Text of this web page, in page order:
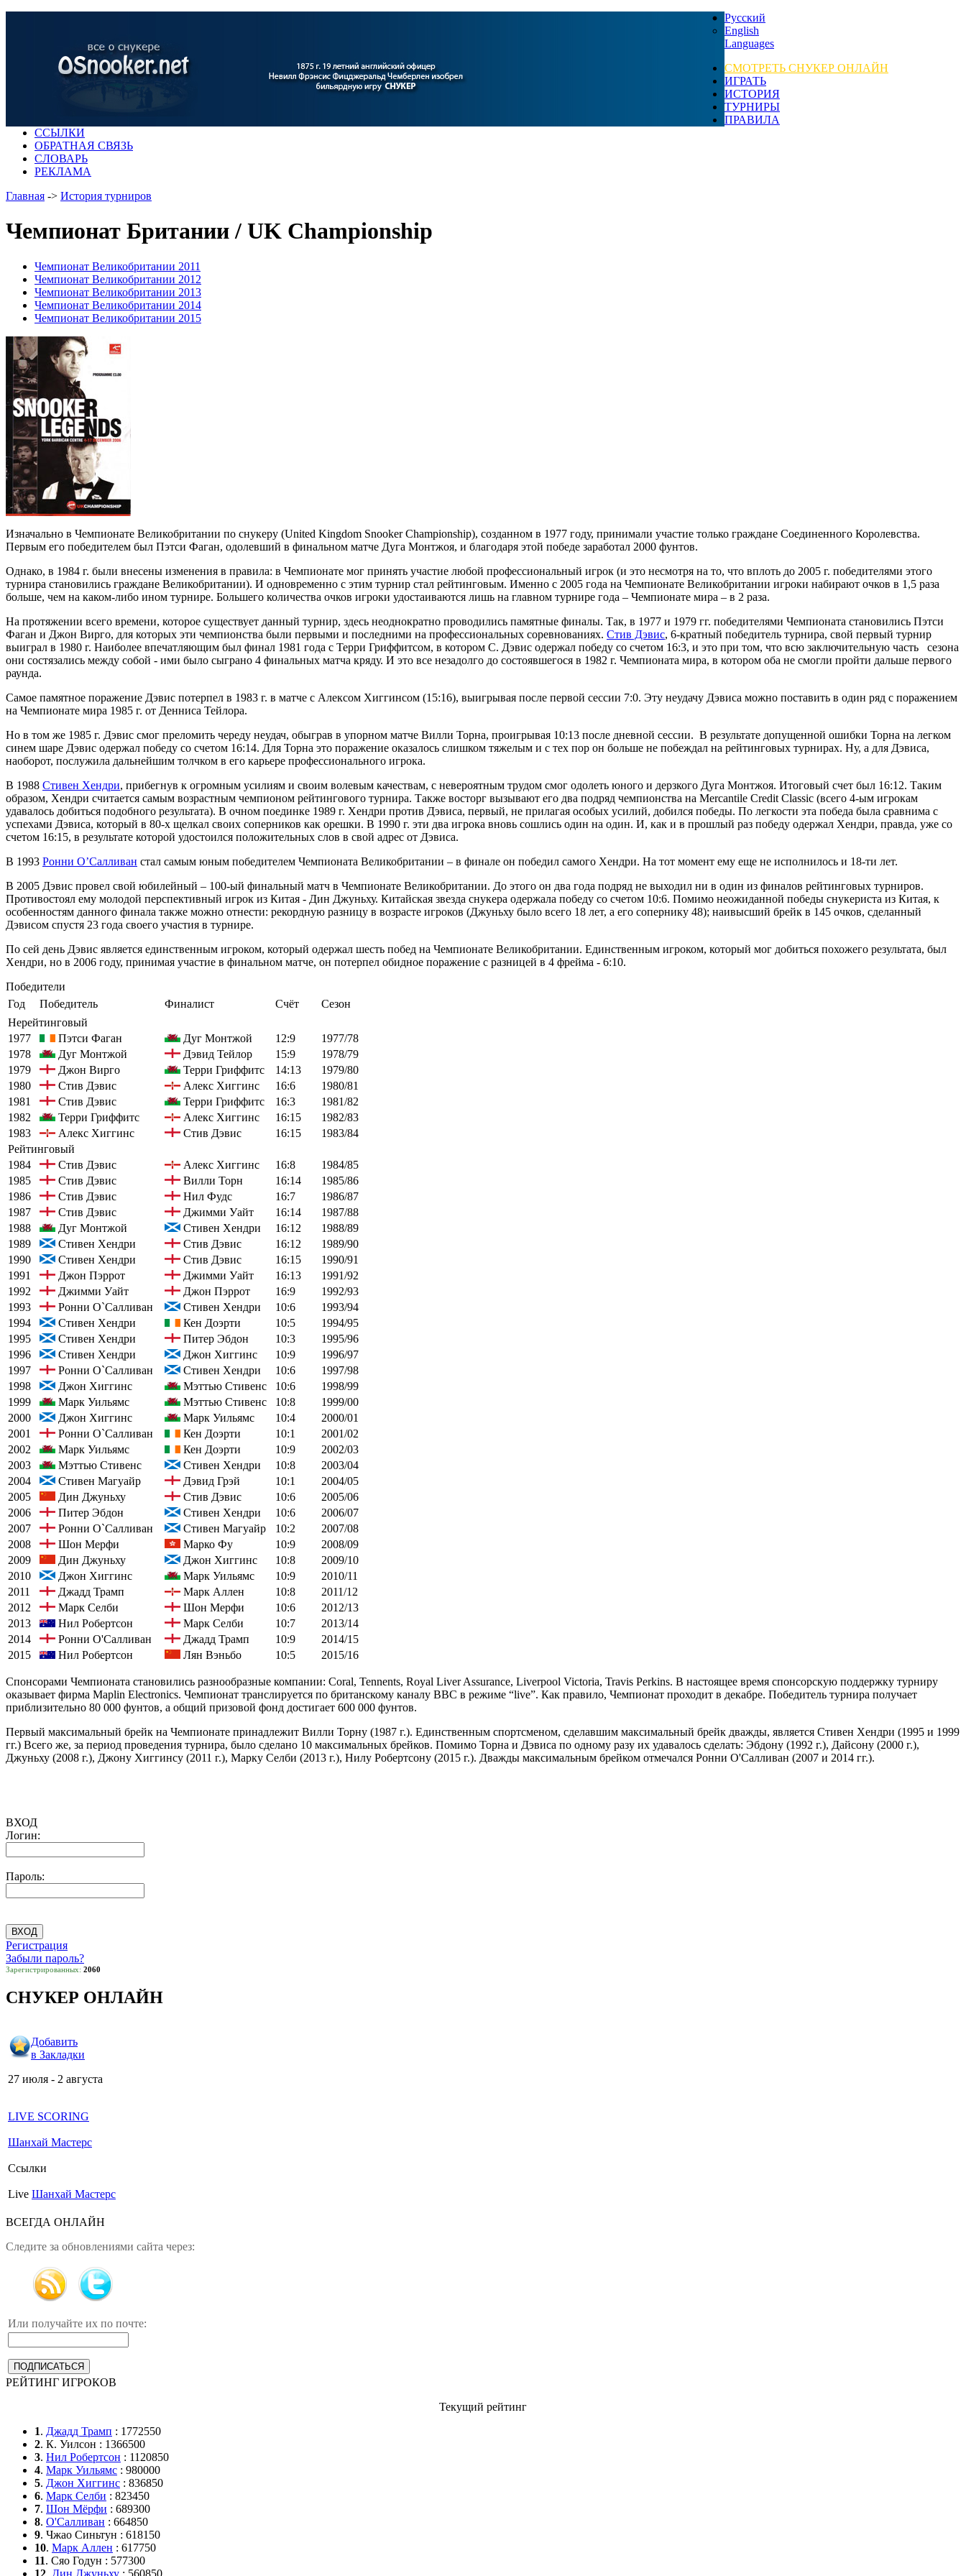
Русский
English
Languages
СМОТРЕТЬ СНУКЕР ОНЛАЙН
ИГРАТЬ
ИСТОРИЯ
ТУРНИРЫ
ПРАВИЛА
ССЫЛКИ
ОБРАТНАЯ СВЯЗЬ
СЛОВАРЬ
РЕКЛАМА
Главная -> История турниров
Чемпионат Британии / UK Championship
Чемпионат Великобритании 2011
Чемпионат Великобритании 2012
Чемпионат Великобритании 2013
Чемпионат Великобритании 2014
Чемпионат Великобритании 2015
Изначально в Чемпионате Великобритании по снукеру (United Kingdom Snooker Championship), созданном в 1977 году, принимали участие только граждане Соединенного Королевства.
Первым его победителем был Пэтси Фаган, одолевший в финальном матче Дуга Монтжоя, и благодаря этой победе заработал 2000 фунтов.
Однако, в 1984 г. были внесены изменения в правила: в Чемпионате мог принять участие любой профессиональный игрок (и это несмотря на то, что вплоть до 2005 г. победителями этого
турнира становились граждане Великобритании). И одновременно с этим турнир стал рейтинговым. Именно с 2005 года на Чемпионате Великобритании игроки набирают очков в 1,5 раза
больше, чем на каком-либо ином турнире. Большего количества очков игроки удостаиваются лишь на главном турнире года – Чемпионате мира – в 2 раза.
На протяжении всего времени, которое существует данный турнир, здесь неоднократно проводились памятные финалы. Так, в 1977 и 1979 гг. победителями Чемпионата становились Пэтси
Фаган и Джон Вирго, для которых эти чемпионства были первыми и последними на профессиональных соревнованиях. Стив Дэвис, 6-кратный победитель турнира, свой первый турнир
выиграл в 1980 г. Наиболее впечатляющим был финал 1981 года с Терри Гриффитсом, в котором С. Дэвис одержал победу со счетом 16:3, и это при том, что всю заключительную часть сезона
они состязались между собой - ими было сыграно 4 финальных матча кряду. И это все незадолго до состоявшегося в 1982 г. Чемпионата мира, в котором оба не смогли пройти дальше первого
раунда.
Самое памятное поражение Дэвис потерпел в 1983 г. в матче с Алексом Хиггинсом (15:16), выигрывая после первой сессии 7:0. Эту неудачу Дэвиса можно поставить в один ряд с поражением
на Чемпионате мира 1985 г. от Денниса Тейлора.
Но в том же 1985 г. Дэвис смог преломить череду неудач, обыграв в упорном матче Вилли Торна, проигрывая 10:13 после дневной сессии. В результате допущенной ошибки Торна на легком
синем шаре Дэвис одержал победу со счетом 16:14. Для Торна это поражение оказалось слишком тяжелым и с тех пор он больше не побеждал на рейтинговых турнирах. Ну, а для Дэвиса,
наоборот, послужила дальнейшим толчком в его карьере профессионального игрока.
В 1988 Стивен Хендри, прибегнув к огромным усилиям и своим волевым качествам, с невероятным трудом смог одолеть юного и дерзкого Дуга Монтжоя. Итоговый счет был 16:12. Таким
образом, Хендри считается самым возрастным чемпионом рейтингового турнира. Также восторг вызывают его два подряд чемпионства на Mercantile Credit Classic (всего 4-ым игрокам
удавалось добиться подобного результата). В очном поединке 1989 г. Хендри против Дэвиса, первый, не прилагая особых усилий, добился победы. По легкости эта победа была сравнима с
успехами Дэвиса, который в 80-х щелкал своих соперников как орешки. В 1990 г. эти два игрока вновь сошлись один на один. И, как и в прошлый раз победу одержал Хендри, правда, уже со
счетом 16:15, в результате которой удостоился положительных слов в свой адрес от Дэвиса.
В 1993 Ронни О’Салливан стал самым юным победителем Чемпионата Великобритании – в финале он победил самого Хендри. На тот момент ему еще не исполнилось и 18-ти лет.
В 2005 Дэвис провел свой юбилейный – 100-ый финальный матч в Чемпионате Великобритании. До этого он два года подряд не выходил ни в один из финалов рейтинговых турниров.
Противостоял ему молодой перспективный игрок из Китая - Дин Джуньху. Китайская звезда снукера одержала победу со счетом 10:6. Помимо неожиданной победы снукериста из Китая, к
особенностям данного финала также можно отнести: рекордную разницу в возрасте игроков (Джуньху было всего 18 лет, а его сопернику 48); наивысший брейк в 145 очков, сделанный
Дэвисом спустя 23 года своего участия в турнире.
По сей день Дэвис является единственным игроком, который одержал шесть побед на Чемпионате Великобритании. Единственным игроком, который мог добиться похожего результата, был
Хендри, но в 2006 году, принимая участие в финальном матче, он потерпел обидное поражение с разницей в 4 фрейма - 6:10.
Победители
Год
Победитель Финалист Счёт
Сезон
Нерейтинговый
1977
Пэтси Фаган Дуг Монтжой 12:9
1977/78
1978
Дуг Монтжой Дэвид Тейлор 15:9
1978/79
1979
Джон Вирго Терри Гриффитс 14:13
1979/80
1980
Стив Дэвис Алекс Хиггинс 16:6
1980/81
1981
Стив Дэвис Терри Гриффитс 16:3
1981/82
1982
Терри Гриффитс Алекс Хиггинс 16:15
1982/83
1983
Алекс Хиггинс Стив Дэвис 16:15
1983/84
Рейтинговый
1984
Стив Дэвис Алекс Хиггинс 16:8
1984/85
1985
Стив Дэвис Вилли Торн 16:14
1985/86
1986
Стив Дэвис Нил Фудс 16:7
1986/87
1987
Стив Дэвис Джимми Уайт 16:14
1987/88
1988
Дуг Монтжой Стивен Хендри 16:12
1988/89
1989
Стивен Хендри Стив Дэвис 16:12
1989/90
1990
Стивен Хендри Стив Дэвис 16:15
1990/91
1991
Джон Пэррот Джимми Уайт 16:13
1991/92
1992
Джимми Уайт Джон Пэррот 16:9
1992/93
1993
Ронни О`Салливан Стивен Хендри 10:6
1993/94
1994
Стивен Хендри Кен Доэрти 10:5
1994/95
1995
Стивен Хендри Питер Эбдон 10:3
1995/96
1996
Стивен Хендри Джон Хиггинс 10:9
1996/97
1997
Ронни О`Салливан Стивен Хендри 10:6
1997/98
1998
Джон Хиггинс Мэттью Стивенс 10:6
1998/99
1999
Марк Уильямс Мэттью Стивенс 10:8
1999/00
2000
Джон Хиггинс Марк Уильямс 10:4
2000/01
2001
Ронни О`Салливан Кен Доэрти 10:1
2001/02
2002
Марк Уильямс Кен Доэрти 10:9
2002/03
2003
Мэттью Стивенс Стивен Хендри 10:8
2003/04
2004
Стивен Магуайр Дэвид Грэй 10:1
2004/05
2005
Дин Джуньху Стив Дэвис 10:6
2005/06
2006
Питер Эбдон Стивен Хендри 10:6
2006/07
2007
Ронни О`Салливан Стивен Магуайр 10:2
2007/08
2008
Шон Мерфи Марко Фу 10:9
2008/09
2009
Дин Джуньху Джон Хиггинс 10:8
2009/10
2010
Джон Хиггинс Марк Уильямс 10:9
2010/11
2011
Джадд Трамп Марк Аллен 10:8
2011/12
2012
Марк Селби Шон Мерфи 10:6
2012/13
2013
Нил Робертсон Марк Селби 10:7
2013/14
2014
Ронни О'Салливан Джадд Трамп 10:9
2014/15
2015
Нил Робертсон Лян Вэньбо 10:5 2015/16
Спонсорами Чемпионата становились разнообразные компании: Coral, Tennents, Royal Liver Assurance, Liverpool Victoria, Travis Perkins. В настоящее время спонсорскую поддержку турниру
оказывает фирма Maplin Electronics. Чемпионат транслируется по британскому каналу BBC в режиме “live”. Как правило, Чемпионат проходит в декабре. Победитель турнира получает
приблизительно 80 000 фунтов, а общий призовой фонд достигает 600 000 фунтов.
Первый максимальный брейк на Чемпионате принадлежит Вилли Торну (1987 г.). Единственным спортсменом, сделавшим максимальный брейк дважды, является Стивен Хендри (1995 и 1999
гг.) Всего же, за период проведения турнира, было сделано 10 максимальных брейков. Помимо Торна и Дэвиса по одному разу их удавалось сделать: Эбдону (1992 г.), Дайсону (2000 г.),
Джуньху (2008 г.), Джону Хиггинсу (2011 г.), Марку Селби (2013 г.), Нилу Робертсону (2015 г.). Дважды максимальным брейком отмечался Ронни О'Салливан (2007 и 2014 гг.).
ВХОД
Логин:
Пароль:
Регистрация
Забыли пароль?
Зарегистрированных: 2060
СНУКЕР ОНЛАЙН
Добавить
в Закладки
27 июля - 2 августа
LIVE SCORING
Шанхай Мастерс
Ссылки
Live Шанхай Мастерс
ВСЕГДА ОНЛАЙН
Следите за обновлениями сайта через:
Или получайте их по почте:
РЕЙТИНГ ИГРОКОВ
Текущий рейтинг
1. Джадд Трамп : 1772550
2. К. Уилсон : 1366500
3. Нил Робертсон : 1120850
4. Марк Уильямс : 980000
5. Джон Хиггинс : 836850
6. Марк Селби : 823450
7. Шон Мёрфи : 689300
8. О'Салливан : 664850
9. Чжао Синьтун : 618150
10. Марк Аллен : 617750
11. Сяо Годун : 577300
12
Дин Джуньху : 560850